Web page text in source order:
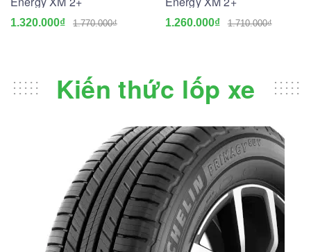
1.320.000₫ 1.770.000₫ 1.260.000₫ 1.710.000₫
Kiến thức lốp xe